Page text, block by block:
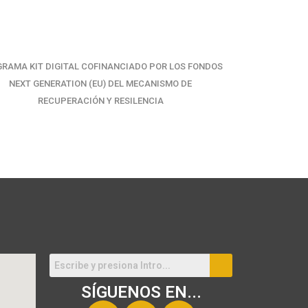
KIT DIGITAL COFINANCIADO POR LOS FONDOS
NEXT GENERATION (EU) DEL MECANISMO DE
RECUPERACIÓN Y RESILENCIA
SÍGUENOS EN...